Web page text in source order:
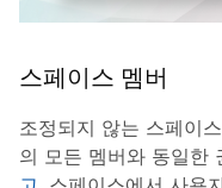
스페이스 멤버
조정되지 않는 스페이
의 모든 멤버와 동일한